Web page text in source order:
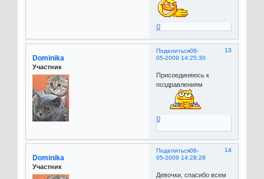
0
Поделиться 13
08-
05-2009 14:25:30
Dominika
Участник
Присоединяюсь к
поздравлениям
0
Поделиться 14
08-
05-2009 14:28:28
Dominika
Участник
Девочки, спасибо всем